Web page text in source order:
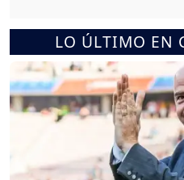
LO ÚLTIMO EN